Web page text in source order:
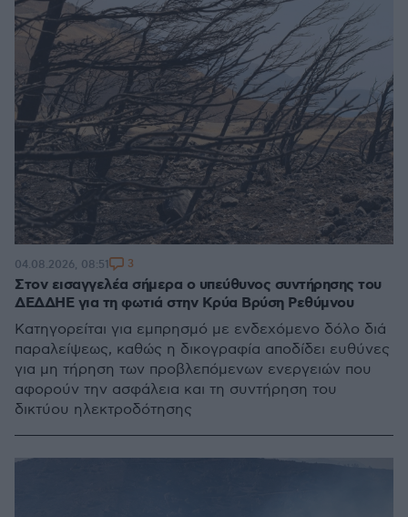
Στον εισαγγελέα σήμερα ο υπεύθυνος συντήρησης του
ΔΕΔΔΗΕ για τη φωτιά στην Κρύα Βρύση Ρεθύμνου
Κατηγορείται για εμπρησμό με ενδεχόμενο δόλο διά
παραλείψεως, καθώς η δικογραφία αποδίδει ευθύνες
για μη τήρηση των προβλεπόμενων ενεργειών που
αφορούν την ασφάλεια και τη συντήρηση του
δικτύου ηλεκτροδότησης
04.08.2026, 08:51 3